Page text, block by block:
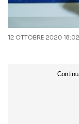
12 OTTOBRE 2020 18:02